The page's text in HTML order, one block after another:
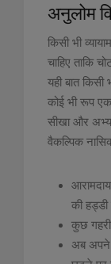
अनुलोम
किसी भी
चाहिए ताकि
यही बात किसी
कोई भी रूप
सीखा और
वैकल्पिक
की
कुछ
अब अपने